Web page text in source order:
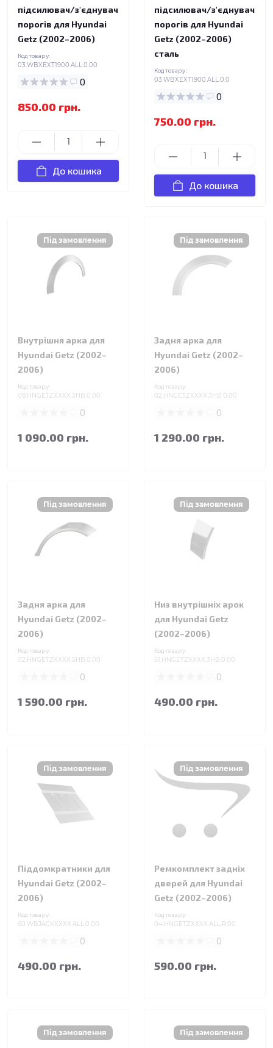
підсилювач/з'єднувач
порогів для Hyundai
Getz (2002–2006)
Код товару:
03.WBXEXT1900.ALL.0.00
0
850.00 грн.
До кошика
підсилювач/з'єднувач
порогів для Hyundai
Getz (2002–2006)
сталь
Код товару:
03.WBXEXT1900.ALL.0.0
0
750.00 грн.
До кошика
Внутрішня арка для
Hyundai Getz (2002–
2006)
Код товару:
08.HNGETZXXXX.3HB.0.00
0
1 090.00 грн.
Задня арка для
Hyundai Getz (2002–
2006)
Код товару:
02.HNGETZXXXX.3HB.0.00
0
1 290.00 грн.
Задня арка для
Hyundai Getz (2002–
2006)
Код товару:
02.HNGETZXXXX.5HB.0.00
0
1 590.00 грн.
Низ внутрішніх арок
для Hyundai Getz
(2002–2006)
Код товару:
51.HNGETZXXXX.3HB.0.00
0
490.00 грн.
Піддомкратники для
Hyundai Getz (2002–
2006)
Код товару:
60.WBJACKXXXX.ALL.0.00
0
490.00 грн.
Ремкомплект задніх
дверей для Hyundai
Getz (2002–2006)
Код товару:
04.HNGETZXXXX.ALL.R.00
0
590.00 грн.